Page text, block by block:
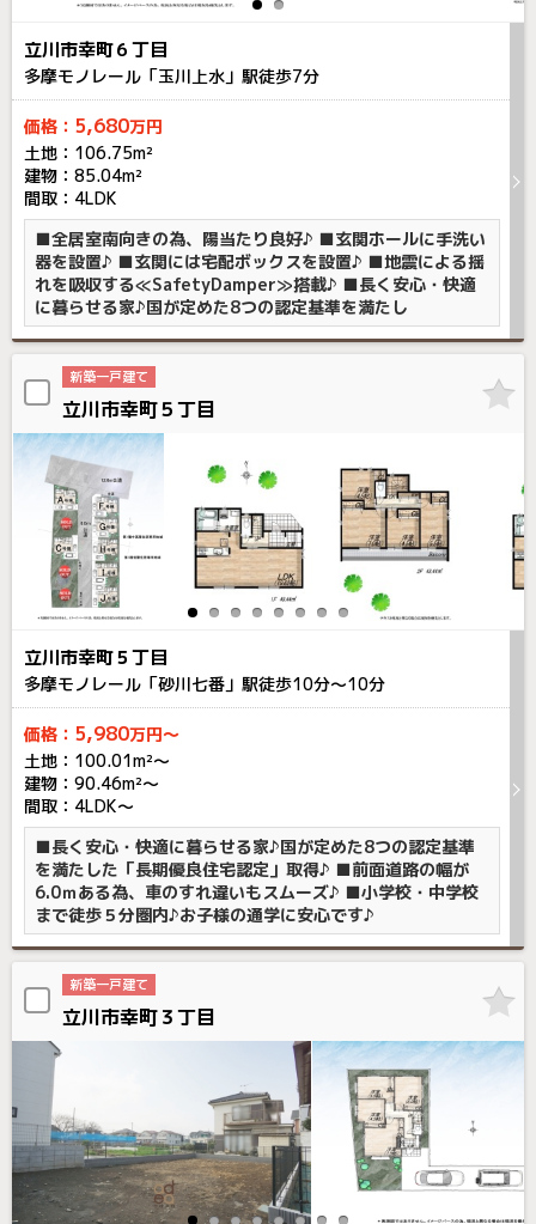
立川市幸町６丁目
多摩モノレール「玉川上水」駅徒歩7分
価格： 5,680万円
土地：106.75m²
建物：85.04m²
間取：4LDK
■全居室南向きの為、陽当たり良好♪ ■玄関ホールに手洗い
器を設置♪ ■玄関には宅配ボックスを設置♪ ■地震による揺
れを吸収する≪SafetyDamper≫搭載♪ ■長く安心・快適
に暮らせる家♪国が定めた8つの認定基準を満たし
新築一戸建て
立川市幸町５丁目
立川市幸町５丁目
多摩モノレール「砂川七番」駅徒歩10分～10分
価格： 5,980万円～
土地：100.01m²〜
建物：90.46m²〜
間取：4LDK～
■長く安心・快適に暮らせる家♪国が定めた8つの認定基準
を満たした「長期優良住宅認定」取得♪ ■前面道路の幅が
6.0ｍある為、車のすれ違いもスムーズ♪ ■小学校・中学校
まで徒歩５分圏内♪お子様の通学に安心です♪
新築一戸建て
立川市幸町３丁目